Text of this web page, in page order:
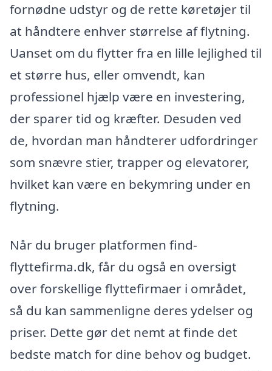
fornødne udstyr og de rette køretøjer til
at håndtere enhver størrelse af flytning.
Uanset om du flytter fra en lille lejlighed til
et større hus, eller omvendt, kan
professionel hjælp være en investering,
der sparer tid og kræfter. Desuden ved
de, hvordan man håndterer udfordringer
som snævre stier, trapper og elevatorer,
hvilket kan være en bekymring under en
flytning.
Når du bruger platformen find-
flyttefirma.dk, får du også en oversigt
over forskellige flyttefirmaer i området,
så du kan sammenligne deres ydelser og
priser. Dette gør det nemt at finde det
bedste match for dine behov og budget.